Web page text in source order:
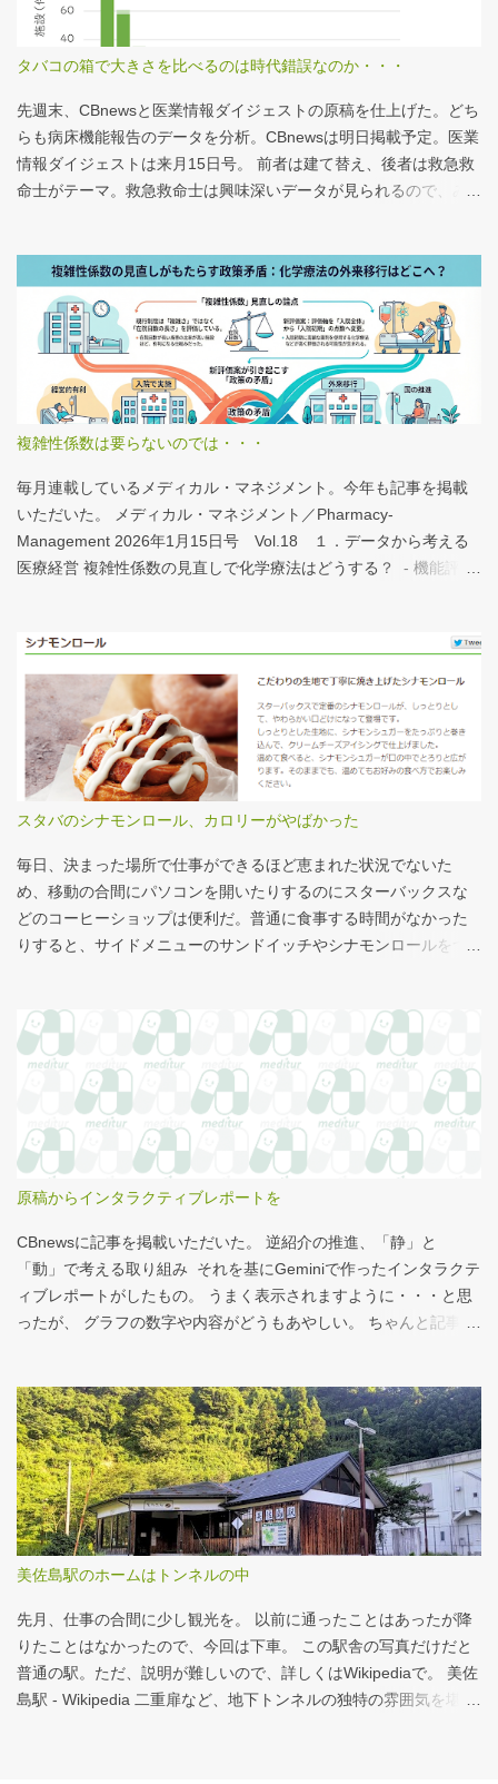
タバコの箱で大きさを比べるのは時代錯誤なのか・・・
先週末、CBnewsと医業情報ダイジェストの原稿を仕上げた。どち
らも病床機能報告のデータを分析。CBnewsは明日掲載予定。医業
情報ダイジェストは来月15日号。 前者は建て替え、後者は救急救
命士がテーマ。救急救命士は興味深いデータが見られるので、み
は、医業情報ダイジェストの記事をお読みください！なのだが、
分析結果の一例は下のグラフ。 病床機能報告（2023年度報告）を
基に作成 ※救急救命士の人数は常勤・非常勤（常勤換算）の合
計。人数が0人の施設は集計に含まない この施設は何人いるんだろ
う？、あの施設は何人だろう？と見てみるだけでも十分興味深い
が、上のグラフのような情報が頭に入っていると、比較整理しや
する。立派な建物がある。武蔵国府の国司館（こくしのたち）を
復元したものだ。写真だけでは、大きさが分かりづらいはずだ。
今月訪れた武蔵国府跡 実際には10分の1サイズの模型なので、そ
れほど大きくない。人が一緒に写っている新聞記事（ （まちの記
憶）武蔵国府跡 東京都府中市：朝日新聞デジタル ）を見れば、
い。平均値で見ても情報は十分でないかもしれない。しかし、ヒ
ストグラムなどをあわせて見れば、相対的なポジションが分かり
やすい。朝日新聞の記事は、人が一緒に写っているので大きさを
把握しやすい。 そういえば、大きさ比較でタバコの箱を横に並べ
るのって、最近見かけないなぁ・・・。このご時世、タバコはNG
なのか？？
複雑性係数は要らないのでは・・・
毎月連載しているメディカル・マネジメント。今年も記事を掲載
いただいた。 メディカル・マネジメント／Pharmacy-
Management 2026年1月15日号 Vol.18 １．データから考える
医療経営 複雑性係数の見直しで化学療法はどうする？ - 機能評価
は微妙だ・・・と言い続けて10数年、ようやく見直されるよう
だ。ただ、その見直し内容も微妙では？？？というのが記事の主
旨。 AIにまとめさせるとこんな感じ。 日頃、各方面から「話が長
い」と言われているので、自分が話すよりAIが話した方がよいと
言われるのは時間の問題だろう。
スタバのシナモンロール、カロリーがやばかった
毎日、決まった場所で仕事ができるほど恵まれた状況でないた
め、移動の合間にパソコンを開いたりするのにスターバックスな
どのコーヒーショップは便利だ。普通に食事する時間がなかった
りすると、サイドメニューのサンドイッチやシナモンロールをつ
気になっていた。お腹の肉がだいぶたるんできたのは、こいつの
せいもあるのではないかと。 シナモンロール 556kcal 出所：
http://www.starbucks.co.jp/allergy/pdf/allergen-food.pdf 調べてビ
ビった。これはまずい。下手な食事以上のカロリーだ。 この
556kcalがどのくらいヤバイのか、スターバックス以上に良く行く
マクドナルドで考えてみる。（ちなみにマクドナルドは食事目的
とカロリーがほぼ同じもの（530kcal～580kcal）を次のマクドナ
ルド商品から２つ選んでください ハンバーガー ビッグマック ダブ
ルクォーターパウンダー・チーズ フィレオフィッシュ てりやきマ
ックバーガー マックフライポテト（S) マックフライポテト（M)
マックフライポテト（L) 正解は続きで。
原稿からインタラクティブレポートを
CBnewsに記事を掲載いただいた。 逆紹介の推進、「静」と
「動」で考える取り組み それを基にGeminiで作ったインタラクテ
ィブレポートがしたもの。 うまく表示されますように・・・と思
ったが、 グラフの数字や内容がどうもあやしい。 ちゃんと記事を
みの比較 患者の視点 解決策 なぜ「逆紹介」が重要なのか？ 医師
の働き方改革が進む中、大病院の外来負担軽減は喫緊の課題で
す。その鍵となるのが、地域の診療所へ患者を紹介する「逆紹
介」の推進です。しかし、その取り組みには大きな壁が存在しま
す。このレポートでは、データに基づき現状を分析し、未来への
道筋を探ります。 課題：大病院に集中する「再診」患者 紹介状の
く、外来機能の分化が進んでいない現状がうかがえます。これが
逆紹介推進の大きな背景となっています。 取り組...
美佐島駅のホームはトンネルの中
先月、仕事の合間に少し観光を。 以前に通ったことはあったが降
りたことはなかったので、今回は下車。 この駅舎の写真だけだと
普通の駅。ただ、説明が難しいので、詳しくはWikipediaで。 美佐
島駅 - Wikipedia 二重扉など、地下トンネルの独特の雰囲気を堪